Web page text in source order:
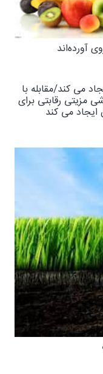
آورده‌اند
می کند/مقابله با
مزیتی رقابتی برای
ایجاد می کند